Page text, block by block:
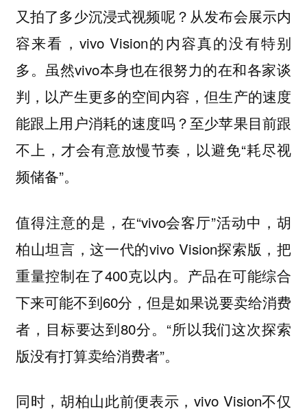
又拍了多少沉浸式视频呢？从发布会展示内
容来看，vivo Vision的内容真的没有特别
多。虽然vivo本身也在很努力的在和各家谈
判，以产生更多的空间内容，但生产的速度
能跟上用户消耗的速度吗？至少苹果目前跟
不上，才会有意放慢节奏，以避免“耗尽视
频储备”。
值得注意的是，在“vivo会客厅”活动中，胡
柏山坦言，这一代的vivo Vision探索版，把
重量控制在了400克以内。产品在可能综合
下来可能不到60分，但是如果说要卖给消费
者，目标要达到80分。“所以我们这次探索
版没有打算卖给消费者”。
同时，胡柏山此前便表示，vivo Vision不仅